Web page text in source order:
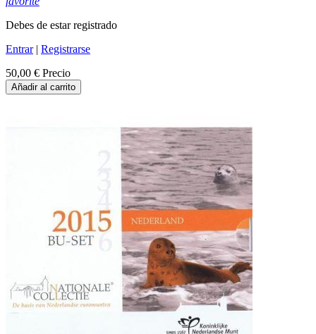
Debes de estar registrado
Entrar| Registrarse
50,00 € Precio
Añadir al carrito